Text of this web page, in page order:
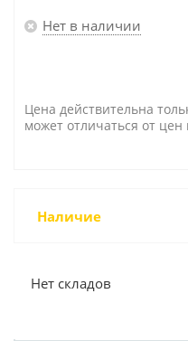
Нет в наличии
Цена действительна
может отличаться от
Наличие
Нет складов